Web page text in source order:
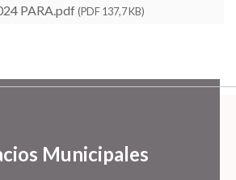
PARA.pdf(PDF 137,7 KB)
Municipales